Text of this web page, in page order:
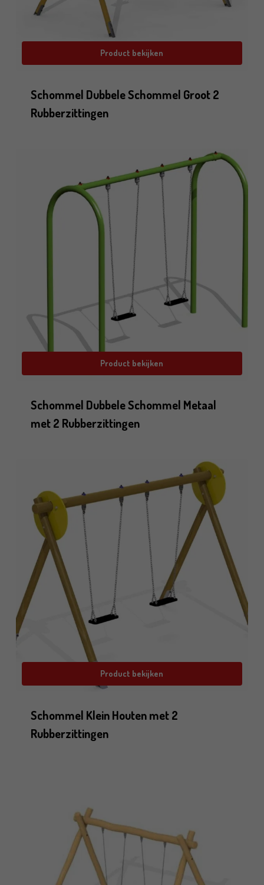
Product bekijken
Schommel Dubbele Schommel Groot 2
Rubberzittingen
Product bekijken
Schommel Dubbele Schommel Metaal
met 2 Rubberzittingen
Product bekijken
Schommel Klein Houten met 2
Rubberzittingen